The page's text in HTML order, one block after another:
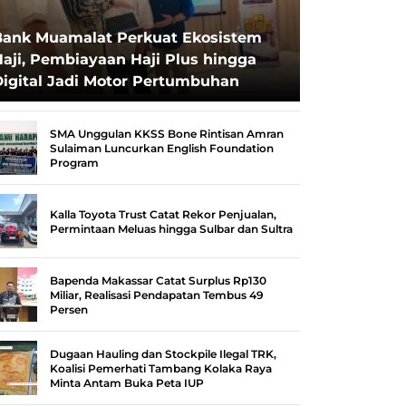
Muamalat Perkuat Ekosistem
Pembiayaan Haji Plus hingga
Jadi Motor Pertumbuhan
SMA Unggulan KKSS Bone Rintisan Amran
Sulaiman Luncurkan English Foundation
Program
Kalla Toyota Trust Catat Rekor Penjualan,
Permintaan Meluas hingga Sulbar dan Sultra
Bapenda Makassar Catat Surplus Rp130
Miliar, Realisasi Pendapatan Tembus 49
Persen
Dugaan Hauling dan Stockpile Ilegal TRK,
Koalisi Pemerhati Tambang Kolaka Raya
Minta Antam Buka Peta IUP